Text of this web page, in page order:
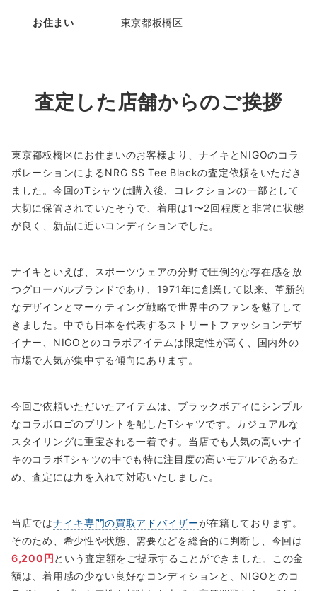
お住まい 東京都板橋区
査定した店舗からのご挨拶
東京都板橋区にお住まいのお客様より、ナイキとNIGOのコラ
ボレーションによるNRG SS Tee Blackの査定依頼をいただき
ました。今回のTシャツは購入後、コレクションの一部として
大切に保管されていたそうで、着用は1〜2回程度と非常に状態
が良く、新品に近いコンディションでした。
ナイキといえば、スポーツウェアの分野で圧倒的な存在感を放
つグローバルブランドであり、1971年に創業して以来、革新的
なデザインとマーケティング戦略で世界中のファンを魅了して
きました。中でも日本を代表するストリートファッションデザ
イナー、NIGOとのコラボアイテムは限定性が高く、国内外の
市場で人気が集中する傾向にあります。
今回ご依頼いただいたアイテムは、ブラックボディにシンプル
なコラボロゴのプリントを配したTシャツです。カジュアルな
スタイリングに重宝される一着です。当店でも人気の高いナイ
キのコラボTシャツの中でも特に注目度の高いモデルであるた
め、査定には力を入れて対応いたしました。
当店ではナイキ専門の買取アドバイザーが在籍しております。
そのため、希少性や状態、需要などを総合的に判断し、今回は
6,200円という査定額をご提示することができました。この金
額は、着用感の少ない良好なコンディションと、NIGOとのコ